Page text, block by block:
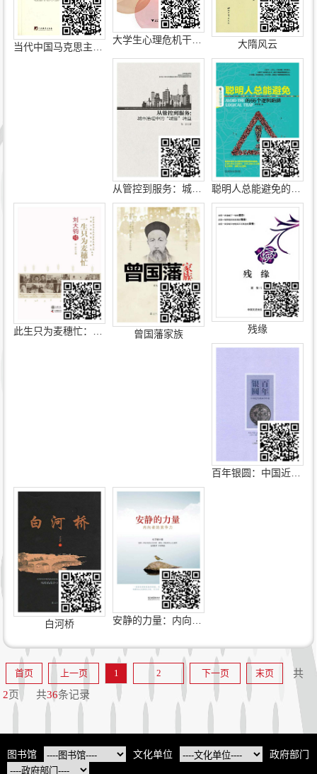
大隋风云
此生只为麦穗忙：刘大钧传 曾国藩家族 残缘
百年银圆：中国近代机制币珍赏（修订版）
白河桥 安静的力量：内向者的竞争力
首页 上一页 1 2 下一页 末页
共
2页 共36条记录
图书馆 文化单位 政府部门